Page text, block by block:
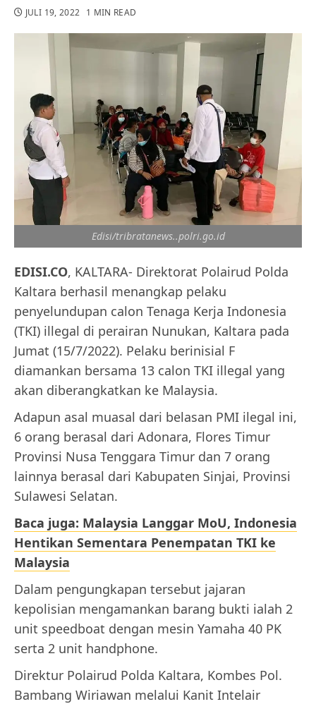
JULI 19, 2022 1 MIN READ
Edisi/tribratanews..polri.go.id
EDISI.CO, KALTARA- Direktorat Polairud Polda
Kaltara berhasil menangkap pelaku
penyelundupan calon Tenaga Kerja Indonesia
(TKI) illegal di perairan Nunukan, Kaltara pada
Jumat (15/7/2022). Pelaku berinisial F
diamankan bersama 13 calon TKI illegal yang
akan diberangkatkan ke Malaysia.
Adapun asal muasal dari belasan PMI ilegal ini,
6 orang berasal dari Adonara, Flores Timur
Provinsi Nusa Tenggara Timur dan 7 orang
lainnya berasal dari Kabupaten Sinjai, Provinsi
Sulawesi Selatan.
Baca juga: Malaysia Langgar MoU, Indonesia
Hentikan Sementara Penempatan TKI ke
Malaysia
Dalam pengungkapan tersebut jajaran
kepolisian mengamankan barang bukti ialah 2
unit speedboat dengan mesin Yamaha 40 PK
serta 2 unit handphone.
Direktur Polairud Polda Kaltara, Kombes Pol.
Bambang Wiriawan melalui Kanit Intelair